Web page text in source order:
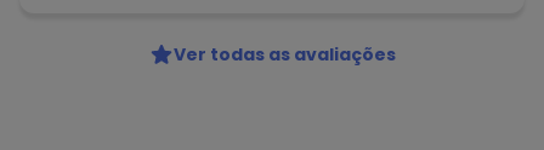
Ver todas as avaliações